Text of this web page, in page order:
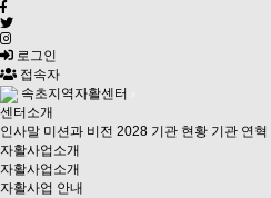
로그인
접속자
속초지역자활센터
센터소개
인사말 미션과 비전 2028 기관 현황 기관 연혁
자활사업소개
자활사업소개
자활사업 안내